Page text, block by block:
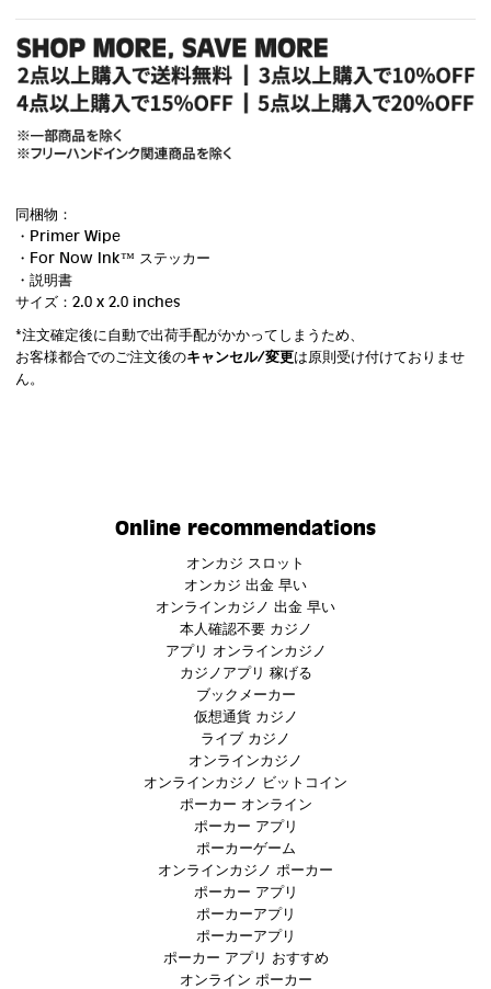
同梱物：
・Primer Wipe
・For Now Ink ™ ステッカー
・説明書
サイズ：2.0 x 2.0 inches
*注文確定後に自動で出荷手配がかかってしまうため、
お客様都合でのご注文後のキャンセル/変更は原則受け付けておりませ
ん。
Online recommendations
オンカジ スロット
オンカジ 出金 早い
オンラインカジノ 出金 早い
本人確認不要 カジノ
アプリ オンラインカジノ
カジノアプリ 稼げる
ブックメーカー
仮想通貨 カジノ
ライブ カジノ
オンラインカジノ
オンラインカジノ ビットコイン
ポーカー オンライン
ポーカー アプリ
ポーカーゲーム
オンラインカジノ ポーカー
ポーカー アプリ
ポーカーアプリ
ポーカーアプリ
ポーカー アプリ おすすめ
オンライン ポーカー